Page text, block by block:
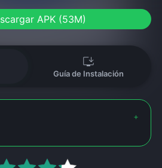
APK (53M)
install_desktop
Guía de Instalación